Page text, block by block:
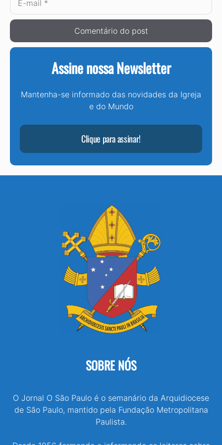
mail
Assine nossa Newsletter
Mantenha-se informado das novidades da Igreja
e do Mundo
Clique para assinar!
SOBRE NÓS
O Jornal O São Paulo é o semanário da Arquidiocese
de São Paulo, mantido pela Fundação Metropolitana
Paulista.